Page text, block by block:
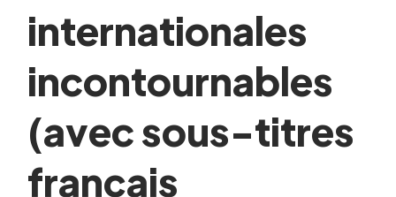
internationales
incontournables
(avec sous-titres
français